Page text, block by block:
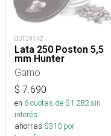
OUT39142
Lata 250 Poston 5,5
mm Hunter
Gamo
$ 7.690
en 6cuotas de $1.282sin
interés
ahorras $310 por